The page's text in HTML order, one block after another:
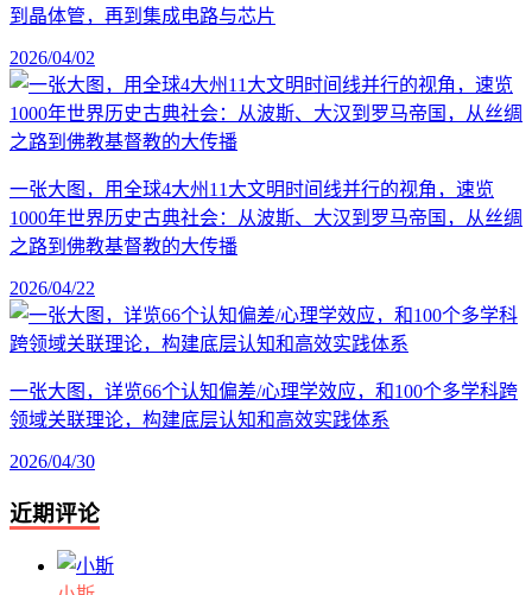
到晶体管，再到集成电路与芯片
2026/04/02
一张大图，用全球4大州11大文明时间线并行的视角，速览
1000年世界历史古典社会：从波斯、大汉到罗马帝国，从丝绸
之路到佛教基督教的大传播
2026/04/22
一张大图，详览66个认知偏差/心理学效应，和100个多学科跨
领域关联理论，构建底层认知和高效实践体系
2026/04/30
近期评论